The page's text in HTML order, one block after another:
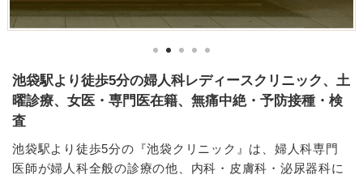
池袋駅より徒歩5分の婦人科レディースクリニック、土
曜診療、女医・専門医在籍、無痛中絶・予防接種・検
査
池袋駅より徒歩5分の『池袋クリニック』は、婦人科専門
医師が婦人科全般の診療の他、内科・皮膚科・泌尿器科に